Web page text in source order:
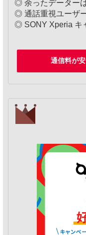
◎ 余ったデーター
◎ 通話重視ユーザ
◎ SONY Xperia キ
通信料が